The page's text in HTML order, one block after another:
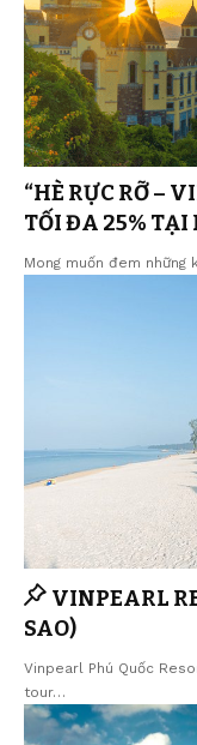
“HÈ RỰC RỠ –
TỐI ĐA 25% TẠI
Mong muốn đem những
VINPEARL
SAO)
Vinpearl Phú Quốc
tour…